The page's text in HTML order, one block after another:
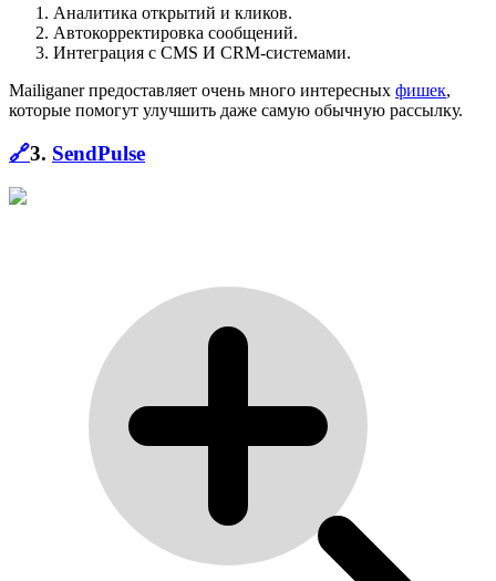
Аналитика открытий и кликов.
Автокорректировка сообщений.
Интеграция с CMS И CRM-системами.
Mailiganer предоставляет очень много интересных фишек,
которые помогут улучшить даже самую обычную рассылку.
🔗3. SendPulse